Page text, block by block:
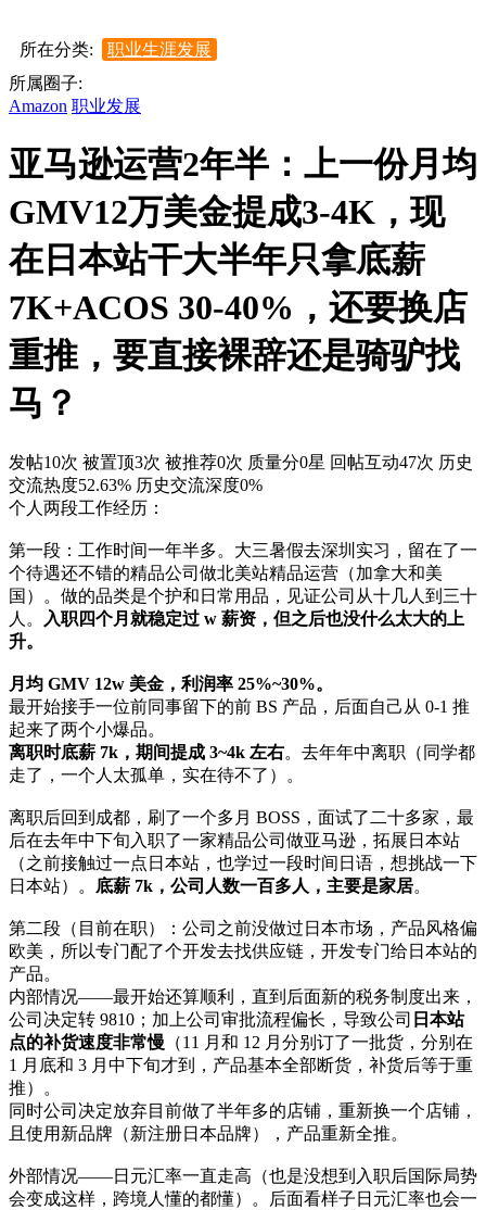
所在分类:
职业生涯发展
所属圈子:
Amazon 职业发展
亚马逊运营2年半：上一份月均
GMV12万美金提成3-4K，现
在日本站干大半年只拿底薪
7K+ACOS 30-40%，还要换店
重推，要直接裸辞还是骑驴找
马？
发帖10次 被置顶3次 被推荐0次 质量分0星 回帖互动47次 历史
交流热度52.63% 历史交流深度0%
个人两段工作经历：
第一段：工作时间一年半多。大三暑假去深圳实习，留在了一
个待遇还不错的精品公司做北美站精品运营（加拿大和美
国）。做的品类是个护和日常用品，见证公司从十几人到三十
人。
入职四个月就稳定过 w 薪资，但之后也没什么太大的上
升。
月均 GMV 12w 美金，利润率 25%~30%。
最开始接手一位前同事留下的前 BS 产品，后面自己从 0-1 推
起来了两个小爆品。
离职时底薪 7k，期间提成 3~4k 左右。去年年中离职（同学都
走了，一个人太孤单，实在待不了）。
离职后回到成都，刷了一个多月 BOSS，面试了二十多家，最
后在去年中下旬入职了一家精品公司做亚马逊，拓展日本站
（之前接触过一点日本站，也学过一段时间日语，想挑战一下
日本站）。 底薪 7k，公司人数一百多人，主要是家居。
第二段（目前在职）：公司之前没做过日本市场，产品风格偏
欧美，所以专门配了个开发去找供应链，开发专门给日本站的
产品。
内部情况——最开始还算顺利，直到后面新的税务制度出来，
公司决定转 9810；加上公司审批流程偏长，导致公司 日本站
点的补货速度非常慢 （11 月和 12 月分别订了一批货，分别在
1 月底和 3 月中下旬才到，产品基本全部断货，补货后等于重
推）。
同时公司决定放弃目前做了半年多的店铺，重新换一个店铺，
且使用新品牌（新注册日本品牌），产品重新全推。
外部情况——日元汇率一直走高（也是没想到入职后国际局势
会变成这样，跨境人懂的都懂）。后面看样子日元汇率也会一